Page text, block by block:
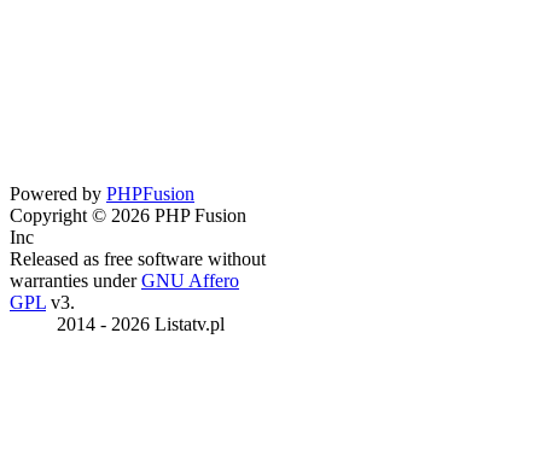
Powered by PHPFusion
Copyright © 2026 PHP Fusion
Inc
Released as free software without
warranties underGNU Affero
GPL v3.
2014 - 2026 Listatv.pl